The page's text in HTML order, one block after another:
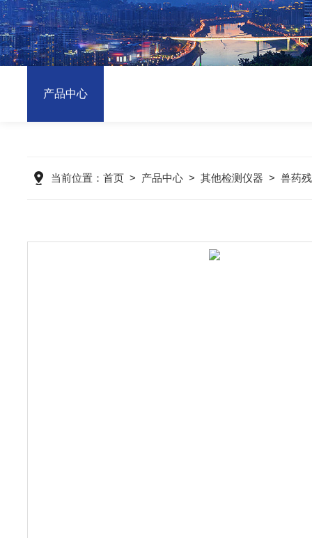
产品中心
当前位置： 首页 > 产品中心 > 其他检测仪器 > 兽药